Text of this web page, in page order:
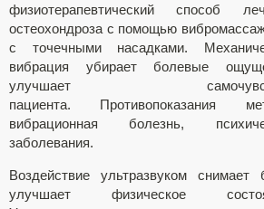
физиотерапевтический способ
остеохондроза с помощью
с точечными насадками.
вибрация убирает болевые
улучшает
пациента. Противопоказания
вибрационная болезнь,
заболевания.
Воздействие ультразвуком снимает
улучшает физическое